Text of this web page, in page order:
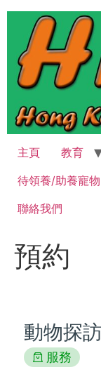
跳
主頁 教育
待領養/助養寵物
聯絡我們
預約
動物探訪
服務